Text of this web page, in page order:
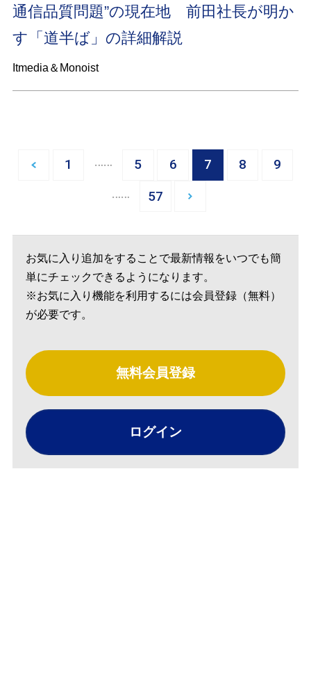
通信品質問題”の現在地 前田社長が明か
す「道半ば」の詳細解説
Itmedia＆Monoist
1 … 5 6 7 8
9
…
57
お気に入り追加をすることで最新情報をいつでも簡
単にチェックできるようになります。
※お気に入り機能を利用するには会員登録（無料）
が必要です。
無料会員登録
ログイン